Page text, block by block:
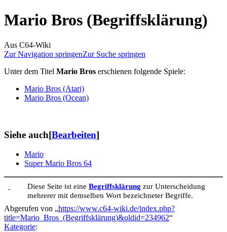
Mario Bros (Begriffsklärung)
Aus C64-Wiki
Zur Navigation springenZur Suche springen
Unter dem Titel Mario Bros erschienen folgende Spiele:
Mario Bros (Atari)
Mario Bros (Ocean)
Siehe auch[Bearbeiten]
Mario
Super Mario Bros 64
Diese Seite ist eine Begriffsklärung zur Unterscheidung
mehrerer mit demselben Wort bezeichneter Begriffe.
Abgerufen von „https://www.c64-wiki.de/index.php?
title=Mario_Bros_(Begriffsklärung)&oldid=234962“
Kategorie: